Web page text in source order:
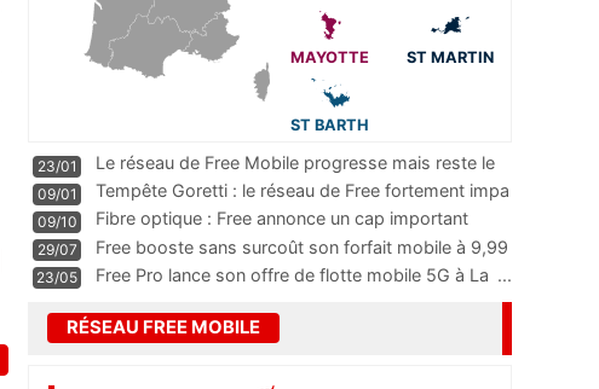
MAYOTTE ST MARTIN
ST BARTH
23/01
Le réseau de Free Mobile progresse mais reste le
m
...
09/01
Tempête Goretti : le réseau de Free fortement impa
09/10
Fibre optique : Free annonce un cap important
pass
...
29/07
Free booste sans surcoût son forfait mobile à 9,99
23/05 Free Pro lance son offre de flotte mobile 5G à La ...
RÉSEAU FREE MOBILE